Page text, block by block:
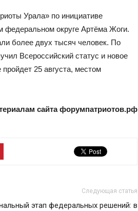
Урала» по инициативе
федеральном округе Артёма Жоги.
более двух тысяч человек. По
Всероссийский статус и новое
25 августа, местом
сайта форумпатриотов.рф
Следующая статья
этап федеральных решений: в